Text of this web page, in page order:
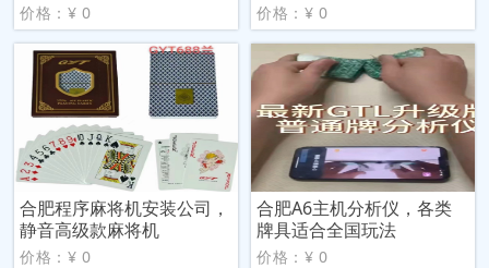
价格：¥ 0 价格：¥ 0
合肥程序麻将机安装公司，
静音高级款麻将机
价格：¥ 0
合肥A6主机分析仪，各类
牌具适合全国玩法
价格：¥ 0